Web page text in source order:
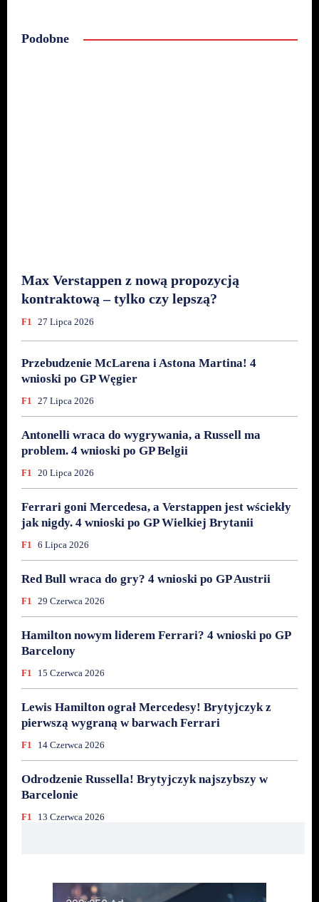
Podobne
Max Verstappen z nową propozycją
kontraktową – tylko czy lepszą?
F1 27 Lipca 2026
Przebudzenie McLarena i Astona Martina! 4
wnioski po GP Węgier
F1 27 Lipca 2026
Antonelli wraca do wygrywania, a Russell ma
problem. 4 wnioski po GP Belgii
F1 20 Lipca 2026
Ferrari goni Mercedesa, a Verstappen jest wściekły
jak nigdy. 4 wnioski po GP Wielkiej Brytanii
F1 6 Lipca 2026
Red Bull wraca do gry? 4 wnioski po GP Austrii
F1 29 Czerwca 2026
Hamilton nowym liderem Ferrari? 4 wnioski po GP
Barcelony
F1 15 Czerwca 2026
Lewis Hamilton ograł Mercedesy! Brytyjczyk z
pierwszą wygraną w barwach Ferrari
F1 14 Czerwca 2026
Odrodzenie Russella! Brytyjczyk najszybszy w
Barcelonie
F1 13 Czerwca 2026